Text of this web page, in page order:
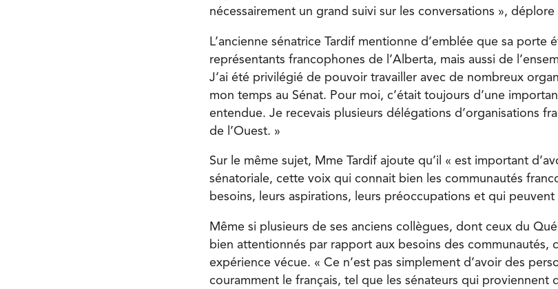
nécessairement un grand suivi sur les conversations », déplore
L’ancienne sénatrice Tardif mentionne d’emblée que sa porte
représentants francophones de l’Alberta, mais aussi de
J’ai été privilégié de pouvoir travailler avec de nombreux
mon temps au Sénat. Pour moi, c’était toujours d’une
entendue. Je recevais plusieurs délégations d’organisations
de l’Ouest. »
Sur le même sujet, Mme Tardif ajoute qu’il « est important
sénatoriale, cette voix qui connait bien les communautés
besoins, leurs aspirations, leurs préoccupations et qui peuvent
Même si plusieurs de ses anciens collègues, dont ceux du
bien attentionnés par rapport aux besoins des communautés,
expérience vécue. « Ce n’est pas simplement d’avoir des
couramment le français, tel que les sénateurs qui proviennent